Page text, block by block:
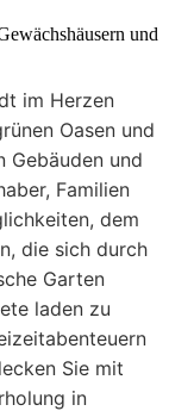
im Herzen
Oasen und
Gebäuden und
Familien
dem
die sich durch
Garten
laden zu
Sie mit
in